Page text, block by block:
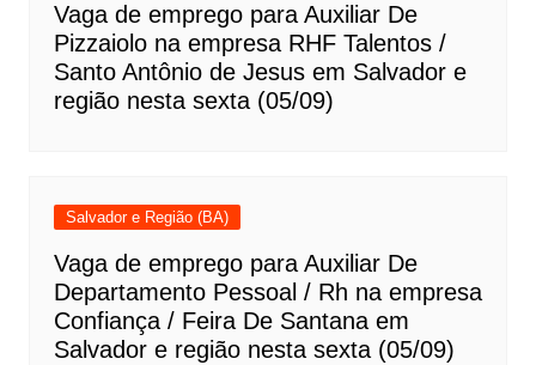
Vaga de emprego para Auxiliar De
Pizzaiolo na empresa RHF Talentos /
Santo Antônio de Jesus em Salvador e
região nesta sexta (05/09)
Salvador e Região (BA)
Vaga de emprego para Auxiliar De
Departamento Pessoal / Rh na empresa
Confiança / Feira De Santana em
Salvador e região nesta sexta (05/09)